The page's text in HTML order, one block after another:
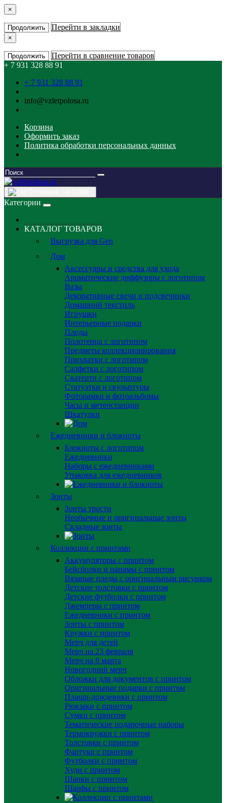
×
Продолжить Перейти в закладки
×
Продолжить
Перейти в сравнение товаров
+ 7 931 328 88 91
+ 7 931 328 88 91
info@vzletpolosa.ru
Корзина
Оформить заказ
Политика обработки персональных данных
Категории
КАТАЛОГ ТОВАРОВ
Выгрузка для Gen
Дом
Аксессуары и средства для ухода
Ароматические диффузоры с логотипом
Вазы
Декоративные свечи и подсвечники
Домашний текстиль
Игрушки
Интерьерные подарки
Пледы
Полотенца с логотипом
Предметы коллекционирования
Прихватки с логотипом
Салфетки с логотипом
Скатерти с логотипом
Статуэтки и скульптуры
Фоторамки и фотоальбомы
Часы и метеостанции
Шкатулки
Ежедневники и блокноты
Блокноты с логотипом
Ежедневники
Наборы с ежедневниками
Упаковка для ежедневников
Зонты
Зонты трости
Необычные и оригинальные зонты
Складные зонты
Коллекции с принтами
Аккумуляторы с принтом
Бейсболки и панамы с принтом
Вязаные пледы с оригинальным рисунком
Детские толстовки с принтом
Детские футболки с принтом
Джемперы с принтом
Ежедневники с принтом
Зонты с принтом
Кружки с принтом
Мерч для детей
Мерч на 23 февраля
Мерч на 8 марта
Новогодний мерч
Обложки для документов с принтом
Оригинальные подарки с принтом
Плащи-дождевики с принтом
Рюкзаки с принтом
Сумки с принтом
Тематические подарочные наборы
Термокружки с принтом
Толстовки с принтом
Фартуки с принтом
Футболки с принтом
Худи с принтом
Шапки с принтом
Шарфы с принтом